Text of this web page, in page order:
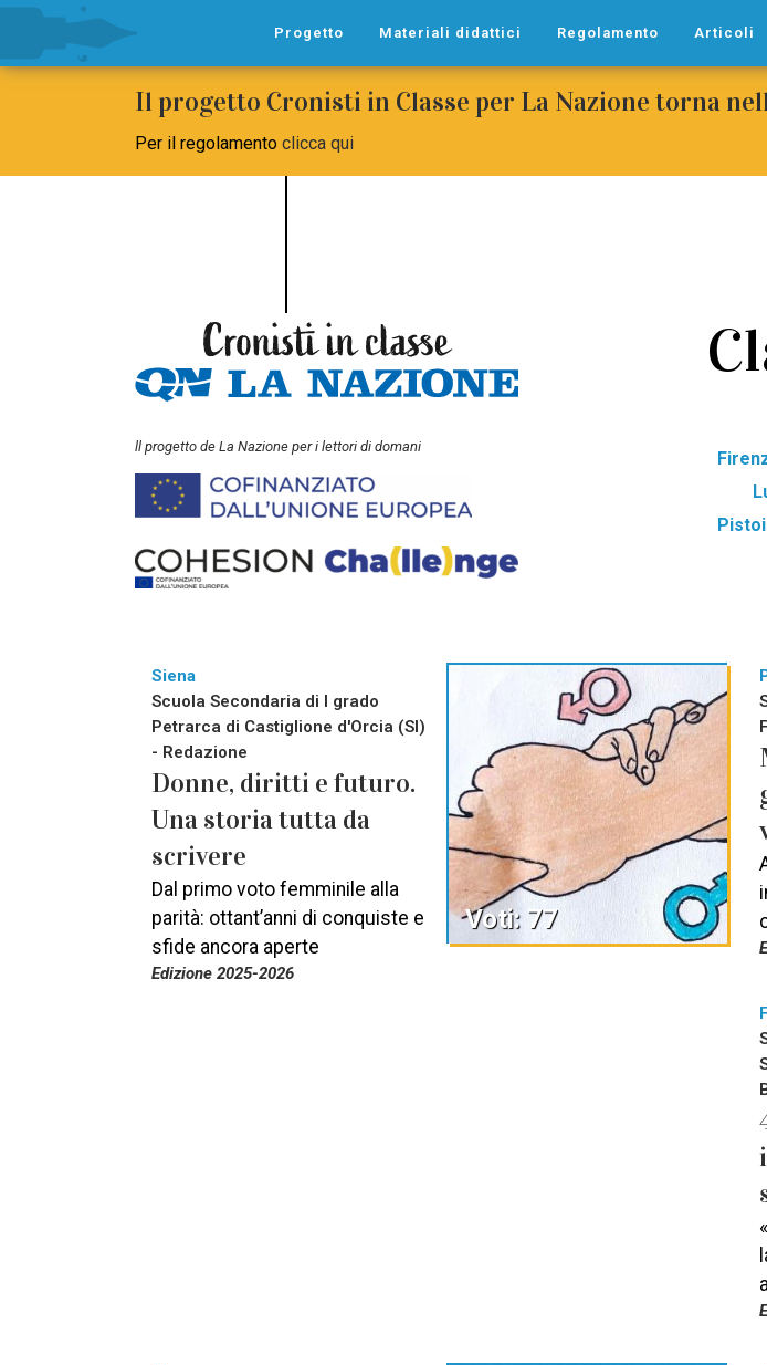
Progetto Materiali didattici Regolamento Articoli
Il progetto Cronisti in Classe per La Nazione torna
Per il regolamento clicca qui
ll progetto de La Nazione per i lettori di domani
Siena
Scuola Secondaria di I grado
Petrarca di Castiglione d'Orcia (SI)
- Redazione
Donne, diritti e futuro.
Una storia tutta da
scrivere
Dal primo voto femminile alla
parità: ottant’anni di conquiste e
sfide ancora aperte
Edizione 2025-2026
Voti: 77